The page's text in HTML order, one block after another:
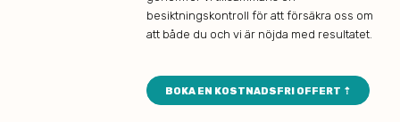
besiktningskontroll för att försäkra oss om
att både du och vi är nöjda med resultatet.
BOKA EN KOSTNADSFRI OFFERT ⇡